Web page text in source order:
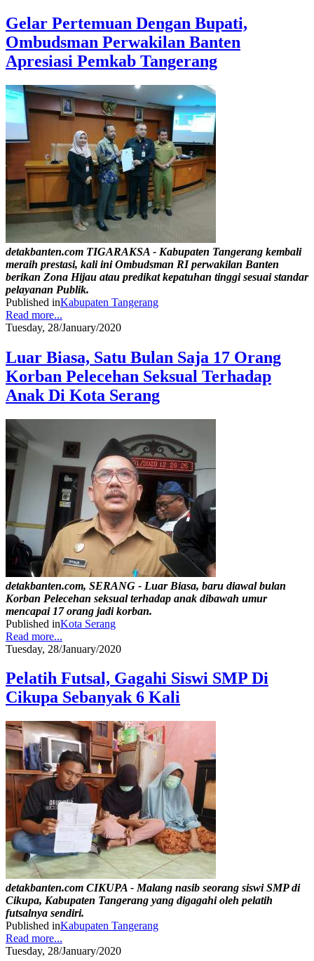
Gelar Pertemuan Dengan Bupati,
Ombudsman Perwakilan Banten
Apresiasi Pemkab Tangerang
detakbanten.com TIGARAKSA - Kabupaten Tangerang kembali
meraih prestasi, kali ini Ombudsman RI perwakilan Banten
berikan Zona Hijau atau predikat kepatuhan tinggi sesuai standar
pelayanan Publik.
Published inKabupaten Tangerang
Read more...
Tuesday, 28/January/2020
Luar Biasa, Satu Bulan Saja 17 Orang
Korban Pelecehan Seksual Terhadap
Anak Di Kota Serang
detakbanten.com, SERANG - Luar Biasa, baru diawal bulan
Korban Pelecehan seksual terhadap anak dibawah umur
mencapai 17 orang jadi korban.
Published inKota Serang
Read more...
Tuesday, 28/January/2020
Pelatih Futsal, Gagahi Siswi SMP Di
Cikupa Sebanyak 6 Kali
detakbanten.com CIKUPA - Malang nasib seorang siswi SMP di
Cikupa, Kabupaten Tangerang yang digagahi oleh pelatih
futsalnya sendiri.
Published inKabupaten Tangerang
Read more...
Tuesday, 28/January/2020